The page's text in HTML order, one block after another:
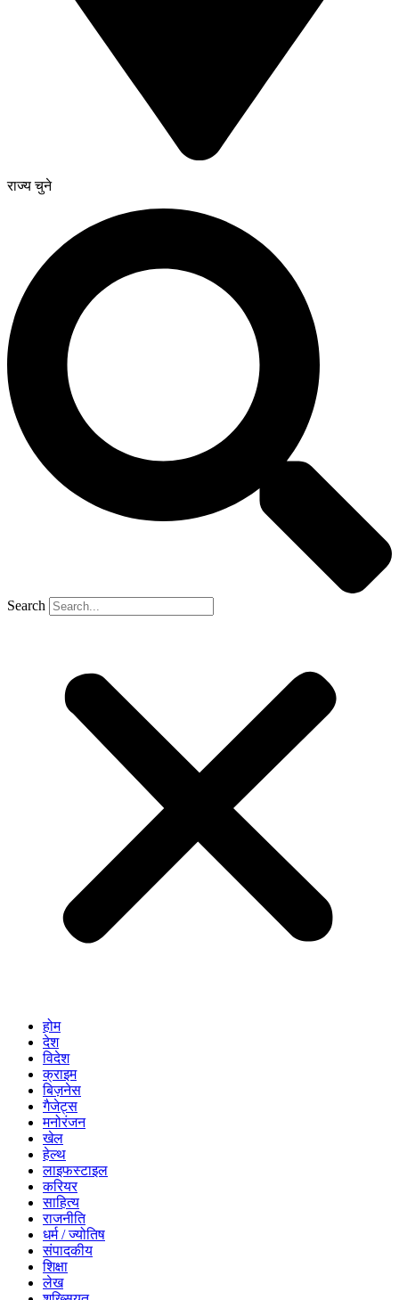
राज्य चुने
Search
होम
देश
विदेश
क्राइम
बिज़नेस
गैजेट्स
मनोरंजन
खेल
हेल्थ
लाइफस्टाइल
करियर
साहित्य
राजनीति
धर्म / ज्योतिष
संपादकीय
शिक्षा
लेख